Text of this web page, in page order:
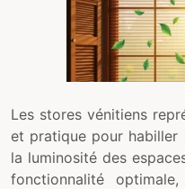
Les stores vénitiens
et pratique pour habiller
la luminosité des
fonctionnalité